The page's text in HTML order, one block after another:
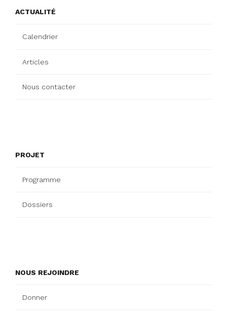
ACTUALITÉ
Calendrier
Articles
Nous contacter
PROJET
Programme
Dossiers
NOUS REJOINDRE
Donner